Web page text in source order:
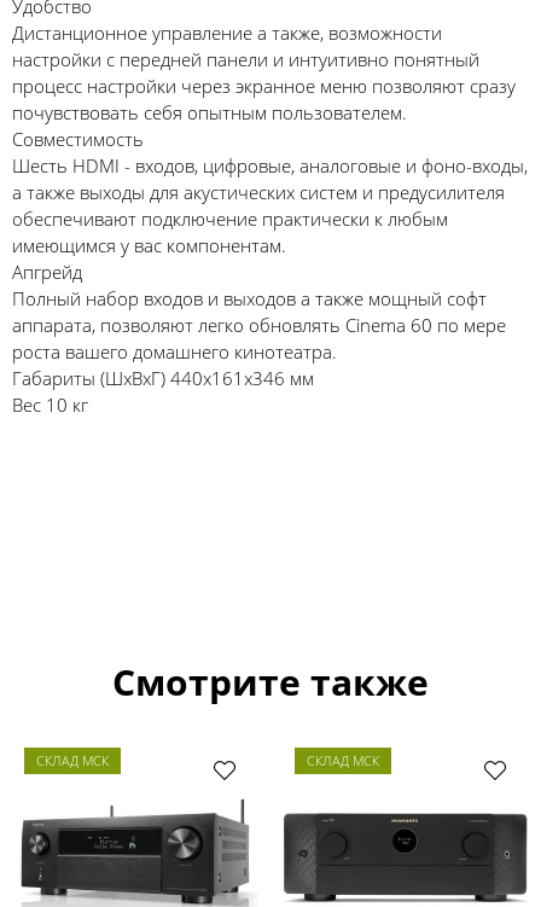
Удобство
Дистанционное управление а также, возможности
настройки с передней панели и интуитивно понятный
процесс настройки через экранное меню позволяют сразу
почувствовать себя опытным пользователем.
Совместимость
Шесть HDMI - входов, цифровые, аналоговые и фоно-входы,
а также выходы для акустических систем и предусилителя
обеспечивают подключение практически к любым
имеющимся у вас компонентам.
Апгрейд
Полный набор входов и выходов а также мощный софт
аппарата, позволяют легко обновлять Cinema 60 по мере
роста вашего домашнего кинотеатра.
Габариты (ШхВхГ) 440x161х346 мм
Вес 10 кг
Смотрите также
СКЛАД МСК СКЛАД МСК